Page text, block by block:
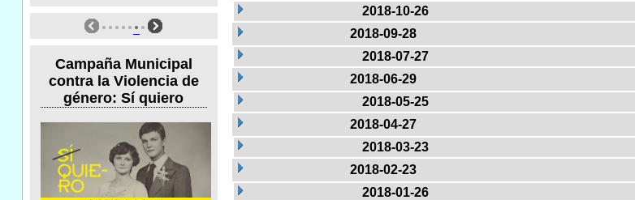
Campaña Municipal
contra la Violencia de
género: Sí quiero
2018-10-26
2018-09-28
2018-07-27
2018-06-29
2018-05-25
2018-04-27
2018-03-23
2018-02-23
2018-01-26